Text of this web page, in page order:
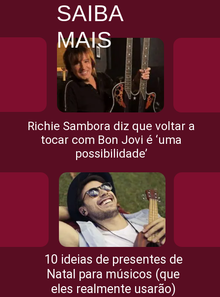
Richie Sambora diz que voltar a
tocar com Bon Jovi é ‘uma
possibilidade’
10 ideias de presentes de
Natal para músicos (que
eles realmente usarão)
SAIBA
MAIS